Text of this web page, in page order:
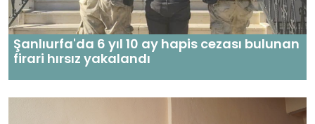
Şanlıurfa'da 6 yıl 10 ay hapis cezası bulunan
firari hırsız yakalandı